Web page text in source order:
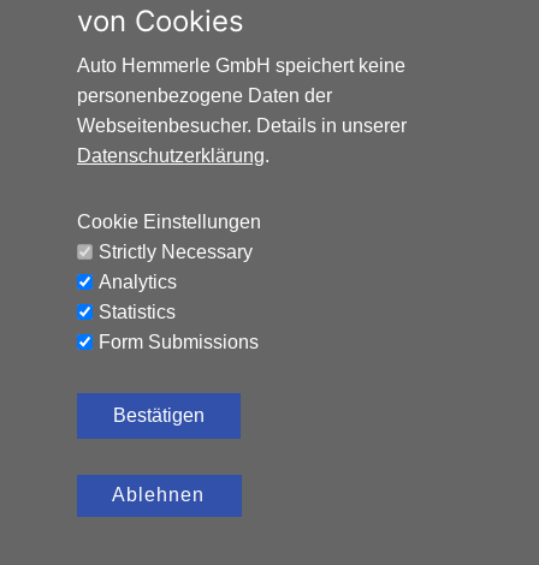
12.990€
Automatik
CO₂-Emissionen (kombiniert): 120 g/km, Kraftstoffverbrauch
von Cookies
Auto Hemmerle GmbH speichert keine
personenbezogene Daten der
Webseitenbesucher. Details in unserer
Datenschutzerklärung.
Cookie Einstellungen
Strictly Necessary
Analytics
Statistics
Form Submissions
Bestätigen
Ablehnen